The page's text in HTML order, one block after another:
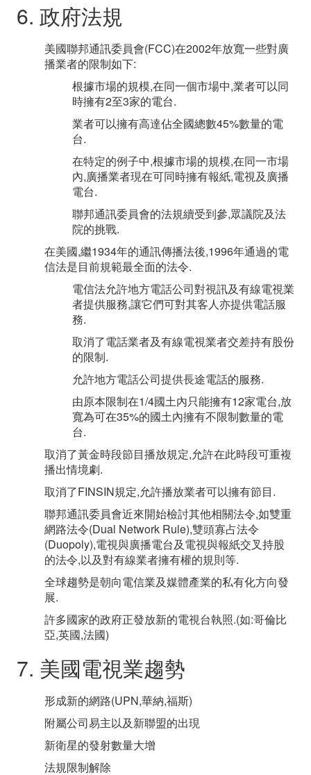
6. 政府法規
美國聯邦通訊委員會(FCC)在2002年放寬一些對廣
播業者的限制如下:
根據市場的規模,在同一個市場中,業者可以同
時擁有2至3家的電台.
業者可以擁有高達佔全國總數45%數量的電
台.
在特定的例子中,根據市場的規模,在同一市場
內,廣播業者現在可同時擁有報紙,電視及廣播
電台.
聯邦通訊委員會的法規續受到參,眾議院及法
院的挑戰.
在美國,繼1934年的通訊傳播法後,1996年通過的電
信法是目前規範最全面的法令.
電信法允許地方電話公司對視訊及有線電視業
者提供服務,讓它們可對其客人亦提供電話服
務.
取消了電話業者及有線電視業者交差持有股份
的限制.
允許地方電話公司提供長途電話的服務.
由原本限制在1/4國土內只能擁有12家電台,放
寬為可在35%的國土內擁有不限制數量的電
台.
取消了黃金時段節目播放規定,允許在此時段可重複
播出情境劇.
取消了FINSIN規定,允許播放業者可以擁有節目.
聯邦通訊委員會近來開始檢討其他相關法令,如雙重
網路法令(Dual Network Rule),雙頭寡占法令
(Duopoly),電視與廣播電台及電視與報紙交叉持股
的法令,以及對有線業者擁有權的規則等.
全球趨勢是朝向電信業及媒體產業的私有化方向發
展.
許多國家的政府正發放新的電視台執照.(如:哥倫比
亞,英國,法國)
7. 美國電視業趨勢
形成新的網路(UPN,華納,福斯)
附屬公司易主以及新聯盟的出現
新衛星的發射數量大增
法規限制解除